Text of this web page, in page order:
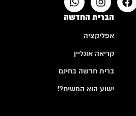
הברית החדשה
אפליקציה
קריאה אונליין
ברית חדשה בחינם
ישוע הוא המשיח?!